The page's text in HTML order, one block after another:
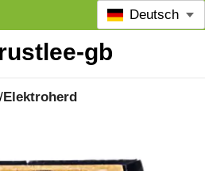
Deutsch
Elektroherd